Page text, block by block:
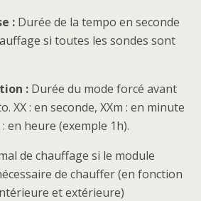
: Durée de la tempo en seconde
si toutes les sondes sont
: Durée du mode forcé avant
XX : en seconde, XXm : en minute
en heure (exemple 1h).
de chauffage si le module
de chauffer (en fonction
et extérieure)